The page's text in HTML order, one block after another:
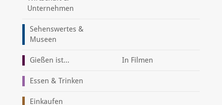
Unternehmen
Sehenswertes &
Museen
Gießen ist... In Filmen
Essen & Trinken
Einkaufen